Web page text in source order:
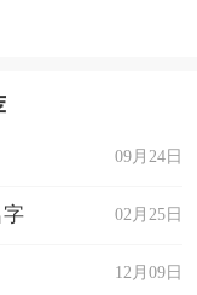
09月24日
02月25日
12月09日